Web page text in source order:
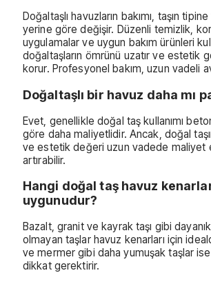
Doğaltaşlı havuzların bakımı, taşın
yerine göre değişir. Düzenli temizlik,
uygulamalar ve uygun bakım ürünleri
doğaltaşların ömrünü uzatır ve estetik
korur. Profesyonel bakım, uzun vadeli
Doğaltaşlı bir havuz daha mı
Evet, genellikle doğal taş kullanımı
göre daha maliyetlidir. Ancak, doğal taşın
ve estetik değeri uzun vadede maliyet
artırabilir.
Hangi doğal taş havuz
uygunudur?
Bazalt, granit ve kayrak taşı gibi
olmayan taşlar havuz kenarları için
ve mermer gibi daha yumuşak taşlar
dikkat gerektirir.